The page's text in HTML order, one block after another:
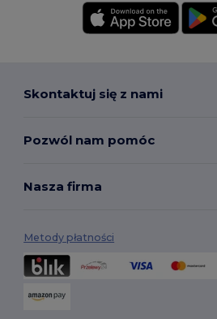
Skontaktuj się z nami
Pozwól nam pomóc
Nasza firma
Metody płatności